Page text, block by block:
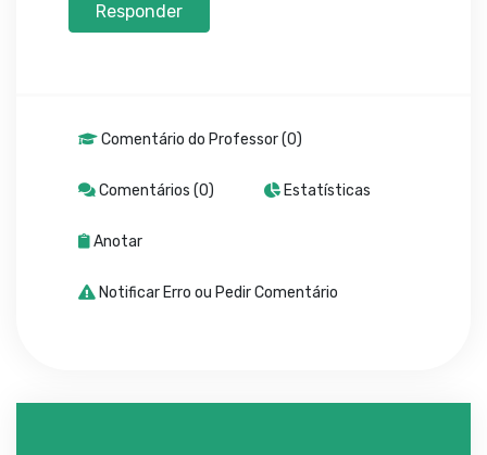
Responder
Comentário do Professor (0)
Comentários (0) Estatísticas
Anotar
Notificar Erro ou Pedir Comentário